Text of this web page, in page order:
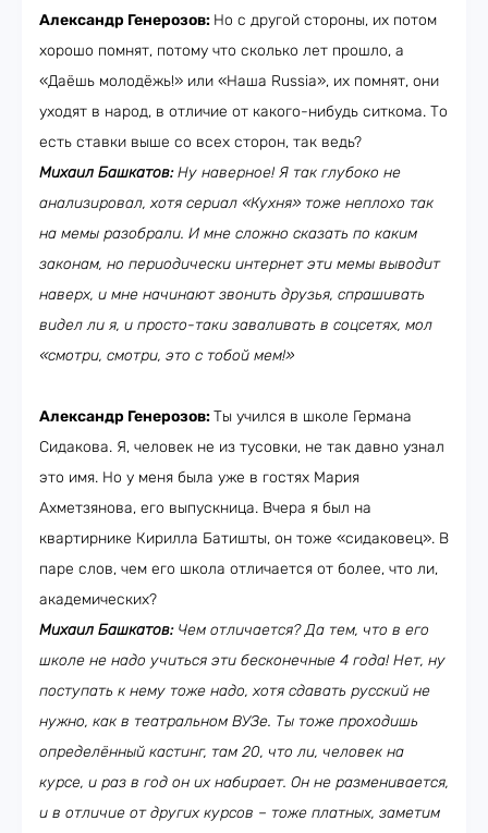
Александр Генерозов: Но с другой стороны, их потом
хорошо помнят, потому что сколько лет прошло, а
«Даёшь молодёжь!» или «Наша Russia», их помнят, они
уходят в народ, в отличие от какого-нибудь ситкома. То
есть ставки выше со всех сторон, так ведь?
Михаил Башкатов:Ну наверное! Я так глубоко не
анализировал, хотя сериал «Кухня» тоже неплохо так
на мемы разобрали. И мне сложно сказать по каким
законам, но периодически интернет эти мемы выводит
наверх, и мне начинают звонить друзья, спрашивать
видел ли я, и просто-таки заваливать в соцсетях, мол
«смотри, смотри, это с тобой мем!»
Александр Генерозов:Ты учился в школе Германа
Сидакова. Я, человек не из тусовки, не так давно узнал
это имя. Но у меня была уже в гостях Мария
Ахметзянова, его выпускница. Вчера я был на
квартирнике Кирилла Батишты, он тоже «сидаковец». В
паре слов, чем его школа отличается от более, что ли,
академических?
Михаил Башкатов: Чем отличается? Да тем, что в его
школе не надо учиться эти бесконечные 4 года! Нет, ну
поступать к нему тоже надо, хотя сдавать русский не
нужно, как в театральном ВУЗе. Ты тоже проходишь
определённый кастинг, там 20, что ли, человек на
курсе, и раз в год он их набирает. Он не разменивается,
и в отличие от других курсов – тоже платных, заметим